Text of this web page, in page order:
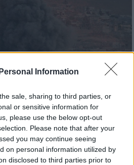
Information
sale, sharing to third parties, or
or sensitive information for
please use the below opt-out
Please note that after your
you may continue seeing
on personal information utilized by
disclosed to third parties prior to
το ΕΘΝΟΣ στη Google